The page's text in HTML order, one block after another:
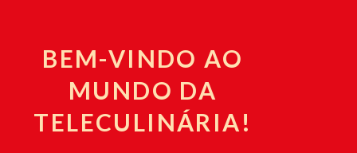
BEM-VINDO AO
MUNDO DA
TELECULINÁRIA!